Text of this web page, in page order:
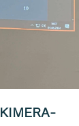
KIMERA-